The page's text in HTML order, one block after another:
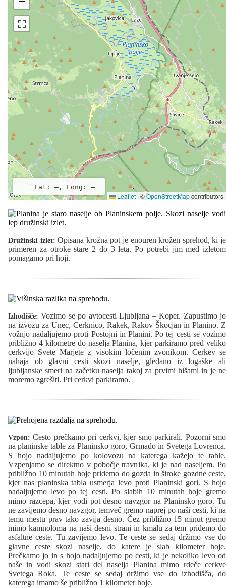
Lat: –, Long: –
Leaflet | ©OpenStreetMapcontributors
Družinski izlet: Opisana krožna pot je enouren krožen sprehod, ki je
primeren za otroke stare 2 do 3 leta. Po potrebi jim med izletom
pomagamo pri hoji.
Izhodišče: Vozimo se po avtocesti Ljubljana – Koper. Zapustimo jo
na izvozu za Unec, Cerknico, Rakek, Rakov Škocjan in Planino. Z
vožnjo nadaljujemo proti Postojni in Planini. Po tej cesti se vozimo
približno 4 kilometre do naselja Planina, kjer parkiramo pred veliko
cerkvijo Svete Marjete z visokim ločenim zvonikom. Cerkev se
nahaja ob glavni cesti skozi naselje, gledano iz logaške ali
ljubljanske smeri na začetku naselja takoj za prvimi hišami in je ne
moremo zgrešiti. Pri cerkvi parkiramo.
Vzpon: Cesto prečkamo pri cerkvi, kjer smo parkirali. Pozorni smo
na planinske table za Planinsko goro, Grmado in Svetega Lovrenca.
S hojo nadaljujemo po kolovozu na katerega kažejo te table.
Vzpenjamo se direktno v pobočje travnika, ki je nad naseljem. Po
približno 10 minutah hoje pridemo do gozda in široke gozdne ceste,
kjer nas planinska tabla usmerja levo proti Planinski gori. S hojo
nadaljujemo levo po tej cesti. Po slabih 10 minutah hoje gremo
mimo razcepa, kjer vodi pot desno navzgor na Planinsko goro. Tu
ne zavijemo desno navzgor, temveč gremo naprej po naši cesti, ki na
temu mestu prav tako zavija desno. Čez približno 15 minut gremo
mimo kamnoloma na naši desni strani in kmalu za tem pridemo do
asfaltne ceste. Tu zavijemo levo. Te ceste se sedaj držimo vse do
glavne ceste skozi naselje, do katere je slab kilometer hoje.
Prečkamo jo in s hojo nadaljujemo po cesti, ki je nekoliko levo od
naše in vodi skozi stari del naselja Planina mimo rdeče cerkve
Svetega Roka. Te ceste se sedaj držimo vse do izhodišča, do
katerega imamo še približno 1 kilometer hoje.